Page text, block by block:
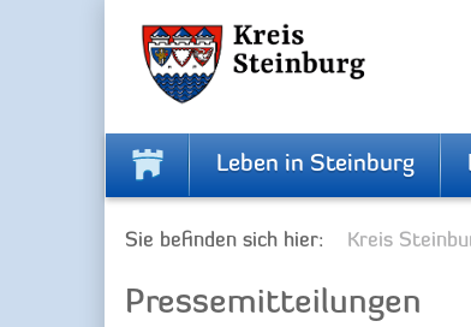
Leben in Steinburg
Sie befinden sich hier: Kreis
Pressemitteilungen